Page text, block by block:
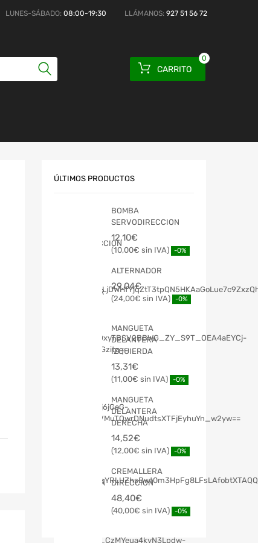
LUNES-SÁBADO: 08:00-19:30 LLÁMANOS: 927 51 56 72
CARRITO
0
ÚLTIMOS PRODUCTOS
BOMBA
SERVODIRECCION
12,10€
10,00€ -0%
ALTERNADOR
29,04€
24,00€ -0%
MANGUETA
DELANTERA
IZQUIERDA
13,31€
11,00€ -0%
MANGUETA
DELANTERA
DERECHA
14,52€
12,00€ -0%
CREMALLERA
DIRECCION
48,40€
40,00€ -0%